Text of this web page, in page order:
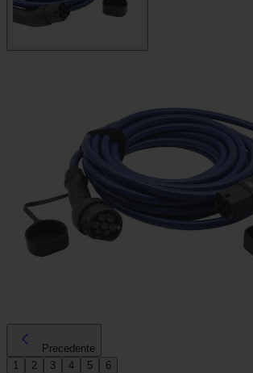
Precedente
1
2 3 4 5 6